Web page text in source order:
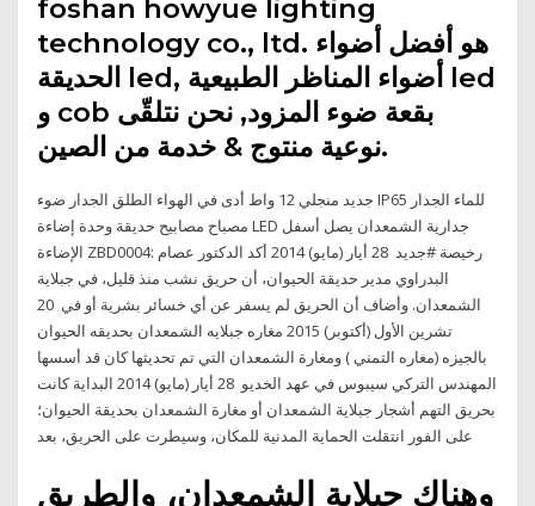
foshan howyue lighting
technology co., ltd. هو أفضل أضواء
الحديقة led, أضواء المناظر الطبيعية led
و cob بقعة ضوء المزود, نحن نتلقّى
نوعية منتوج & خدمة من الصين.
جديد منجلي 12 واط أدى في الهواء الطلق الجدار ضوء IP65 للماء الجدار
مصباح مصابيح حديقة وحدة إضاءة LED جدارية الشمعدان يصل أسفل
الإضاءة ZBD0004: رخيصة #جديد 28 أيار (مايو) 2014 أكد الدكتور عصام
البدراوي مدير حديقة الحيوان، أن حريق نشب منذ قليل، في جبلاية
الشمعدان. وأضاف أن الحريق لم يسفر عن أي خسائر بشرية أو في 20
تشرين الأول (أكتوبر) 2015 مغاره جبلايه الشمعدان بحديقه الحيوان
بالجيزه (مغاره التمني ) ومغارة الشمعدان التي تم تحديثها كان قد أسسها
المهندس التركي سيبوس في عهد الخديو 28 أيار (مايو) 2014 البداية كانت
بحريق التهم أشجار جبلاية الشمعدان أو مغارة الشمعدان بحديقة الحيوان؛
وهناك جبلاية الشمعدان، والطريق